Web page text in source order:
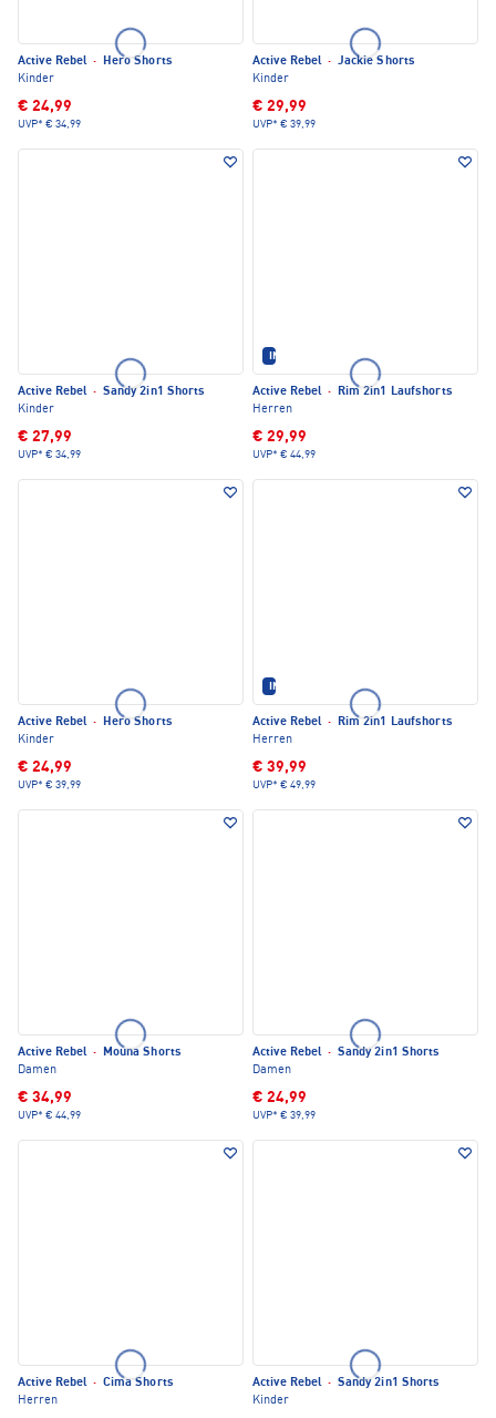
Active Rebel ·
Hero Shorts
Kinder
€ 24,99
UVP* € 34,99
Active Rebel · Jackie Shorts
Kinder
€ 29,99
UVP* € 39,99
Active Rebel · Sandy 2in1 Shorts
Kinder
€ 27,99
UVP* € 34,99
IM SET ERHÄLTLICH
Active Rebel ·
Rim 2in1 Laufshorts
Herren
€ 29,99
UVP* € 44,99
Active Rebel ·
Hero Shorts
Kinder
€ 24,99
UVP* € 39,99
IM SET ERHÄLTLICH
Active Rebel ·
Rim 2in1 Laufshorts
Herren
€ 39,99
UVP* € 49,99
Active Rebel ·
Mouna Shorts
Damen
€ 34,99
UVP* € 44,99
Active Rebel · Sandy 2in1 Shorts
Damen
€ 24,99
UVP* € 39,99
Active Rebel · Cima Shorts
Herren
Active Rebel · Sandy 2in1 Shorts
Kinder